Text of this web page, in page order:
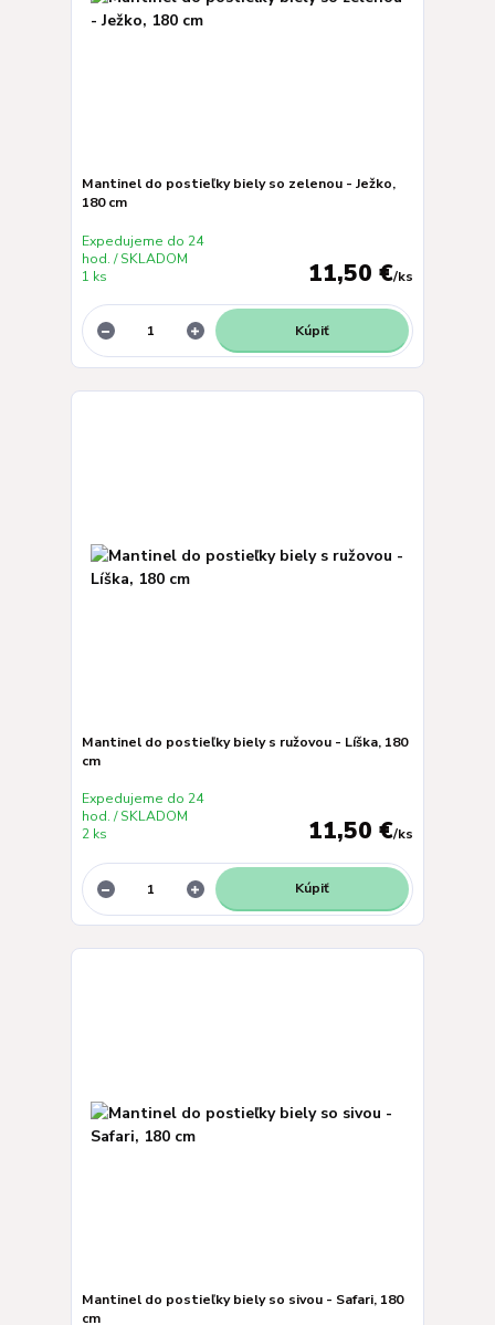
Mantinel do postieľky biely so zelenou - Ježko,
180 cm
11,50 €/ks
Expedujeme do 24
hod. / SKLADOM
1 ks
Kúpiť
Mantinel do postieľky biely s ružovou - Líška, 180
cm
11,50 €/ks
Expedujeme do 24
hod. / SKLADOM
2 ks
Kúpiť
Mantinel do postieľky biely so sivou - Safari, 180
cm